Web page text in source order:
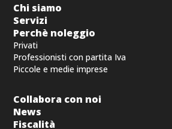
Chi siamo
Servizi
Perchè noleggio
Privati
Professionisti con partita Iva
Piccole e medie imprese
Collabora con noi
News
Fiscalità